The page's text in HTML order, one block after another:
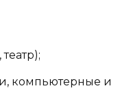
компьютерные и